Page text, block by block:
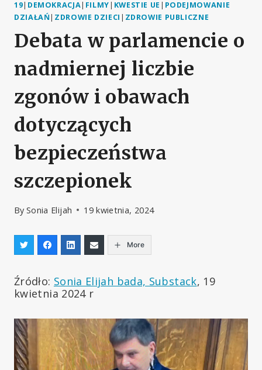
19| DEMOKRACJA| FILMY| KWESTIE UE | PODEJMOWANIE
DZIAŁAŃ| ZDROWIE DZIECI | ZDROWIE PUBLICZNE
Debata w parlamencie o
nadmiernej liczbie
zgonów i obawach
dotyczących
bezpieczeństwa
szczepionek
By Sonia Elijah 19 kwietnia, 2024
More
Źródło: Sonia Elijah bada, Substack, 19
kwietnia 2024 r